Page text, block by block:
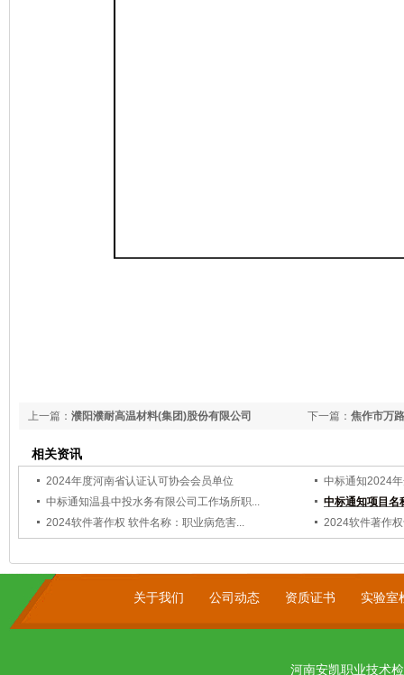
下一篇： 焦作市万
上一篇： 濮阳濮耐高温材料(集团)股份有限公司
相关资讯
2024年度河南省认证认可协会会员单位
中标通知2024
中标通知温县中投水务有限公司工作场所职...
中标通知项目名
2024软件著作权 软件名称：职业病危害...
2024软件著作
关于我们 公司动态 资质证书 实验室
河南安凯职业技术